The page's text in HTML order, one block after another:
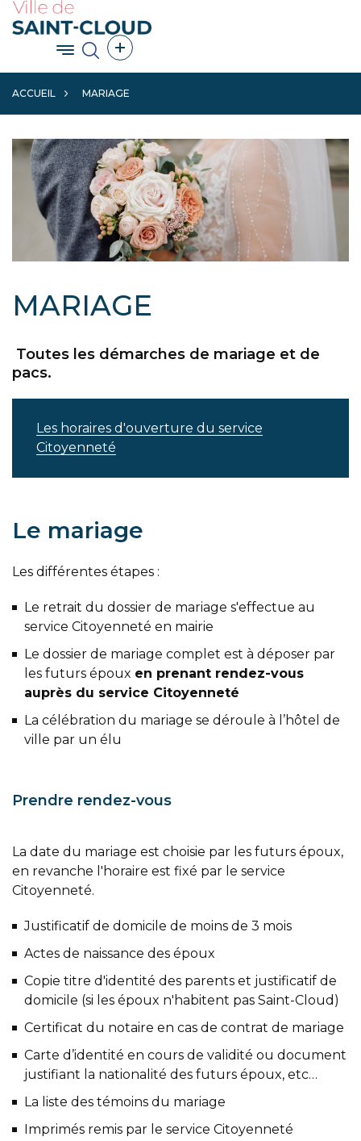
Aller
au
Afficher le menu principal
Afficher les outils de partage
ACCUEIL MARIAGE
MARIAGE
Toutes les démarches de mariage et de
pacs.
Les horaires d'ouverture du service
Citoyenneté
Le mariage
Les différentes étapes :
Le retrait du dossier de mariage s'effectue au
service Citoyenneté en mairie
Le dossier de mariage complet est à déposer par
les futurs époux en prenant rendez-vous
auprès du service Citoyenneté
La célébration du mariage se déroule à l’hôtel de
ville par un élu
Prendre rendez-vous
La date du mariage est choisie par les futurs époux,
en revanche l'horaire est fixé par le service
Citoyenneté.
Justificatif de domicile de moins de 3 mois
Actes de naissance des époux
Copie titre d'identité des parents et justificatif de
domicile (si les époux n'habitent pas Saint-Cloud)
Certificat du notaire en cas de contrat de mariage
Carte d’identité en cours de validité ou document
justifiant la nationalité des futurs époux, etc…
La liste des témoins du mariage
Imprimés remis par le service Citoyenneté